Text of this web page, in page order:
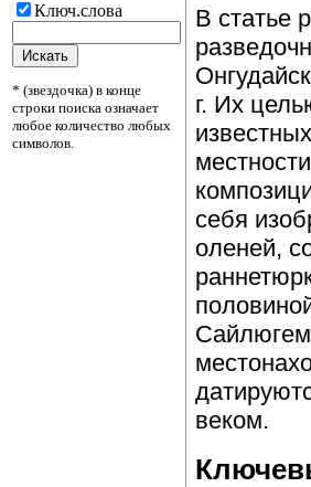
Ключ.слова
* (звездочка) в конце
строки поиска означает
любое количество любых
символов.
В статье
г. Их
себя
оленей,
веком.